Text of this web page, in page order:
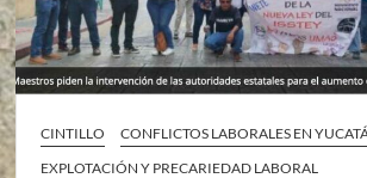
CINTILLO
CONFLICTOS LABORALES EN
EXPLOTACIÓN Y PRECARIEDAD LABORAL